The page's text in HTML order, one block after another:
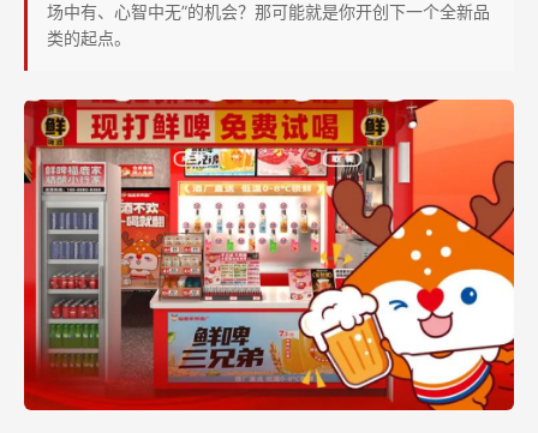
场中有、心智中无”的机会？那可能就是你开创下一个全新品
类的起点。